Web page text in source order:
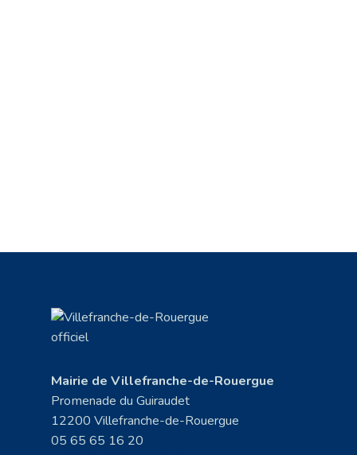
Mairie de Villefranche-de-Rouergue
Promenade du Guiraudet
12200 Villefranche-de-Rouergue
05 65 65 16 20